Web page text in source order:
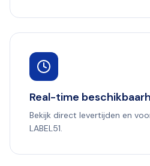
Real-time
Bekijk direct levertijden en
LABEL51.